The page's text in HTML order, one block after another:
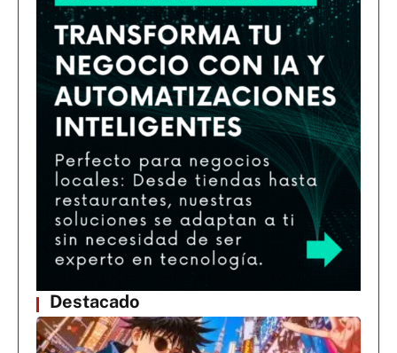
Destacado